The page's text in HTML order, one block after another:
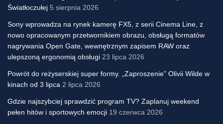
Światłoczułej 5 sierpnia 2026
Sony wprowadza na rynek kamerę FX5, z serii Cinema Line, z
nowo opracowanym przetwornikiem obrazu, obsługą formatów
nagrywania Open Gate, wewnętrznym zapisem RAW oraz
ulepszoną ergonomią obsługi 23 lipca 2026
Powrót do reżyserskiej super formy. „Zaproszenie” Olivii Wilde w
kinach od 3 lipca 2 lipca 2026
Gdzie najszybciej sprawdzić program TV? Zaplanuj weekend
pełen hitów i sportowych emocji 19 czerwca 2026